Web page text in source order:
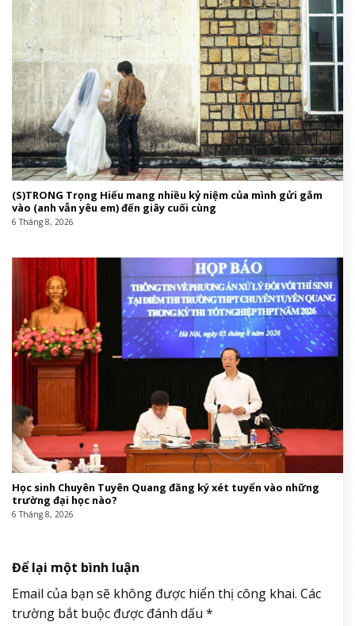
(S)TRONG Trọng Hiếu mang nhiều kỷ niệm của mình gửi gắm
vào (anh vẫn yêu em) đến giây cuối cùng
6 Tháng 8, 2026
Học sinh Chuyên Tuyên Quang đăng ký xét tuyển vào những
trường đại học nào?
6 Tháng 8, 2026
Để lại một bình luận
Email của bạn sẽ không được hiển thị công khai. Các
trường bắt buộc được đánh dấu *